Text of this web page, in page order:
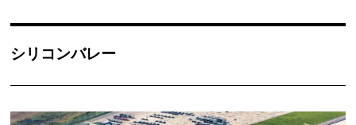
シリコンバレー